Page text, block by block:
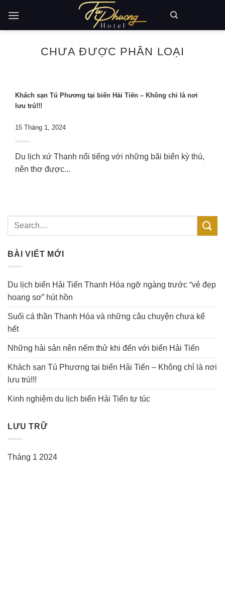
CHƯA ĐƯỢC PHÂN LOẠI
Khách sạn Tú Phương tại biển Hải Tiến – Không chỉ là nơi
lưu trú!!!
15 Tháng 1, 2024
Du lịch xứ Thanh nổi tiếng với những bãi biển kỳ thú,
nên thơ được...
BÀI VIẾT MỚI
Du lịch biển Hải Tiến Thanh Hóa ngỡ ngàng trước “vẻ đẹp
hoang sơ” hút hồn
Suối cá thần Thanh Hóa và những câu chuyện chưa kể
hết
Những hải sản nên nếm thử khi đến với biển Hải Tiến
Khách sạn Tú Phương tại biển Hải Tiến – Không chỉ là nơi
lưu trú!!!
Kinh nghiệm du lịch biển Hải Tiến tự túc
LƯU TRỮ
Tháng 1 2024